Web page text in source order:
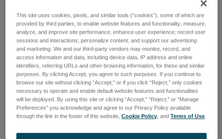
Hinged Clamp, NW16
品番: A20595
ログインして価格を確認する
Tool, handled allen key,
0.035in, hex
品番: A21520
ログインして価格を確認する
This site uses cookies, pixels, and similar tools (“cookies”), some of which are
provided by third parties, to enable website features and functionality; measure,
analyze, and improve site performance; enhance user experience; record user
sessions and interactions; personalize content; and support our advertising
and marketing. We and our third-party vendors may monitor, record, and
access information and data, including device data, IP address and online
identifiers, referring URLs and other browsing information, for these and similar
purposes. By clicking Accept, you agree to such purposes. If you continue to
browse our site without clicking “Accept,” or if you click “Reject,” only cookies
necessary to operate and enable default website features and functionalities
will be deployed. By using this site or clicking “Accept,” “Reject,” or “Manage
Preferences” you acknowledge and agree to our Privacy Policy available
through the link in the footer of this website,Cookie Policy , andTerms of Use